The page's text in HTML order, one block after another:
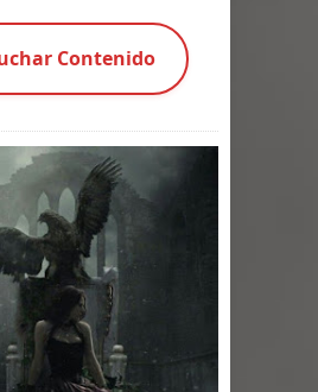
y Muertos Vivientes
más Buscados
Contenido